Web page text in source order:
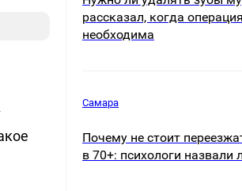
рассказал, когда
необходима
Самара
Почему не стоит
в 70+: психологи назвали